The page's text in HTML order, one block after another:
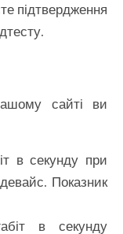
підтвердження
сайті ви
в секунду при
Показник
в секунду